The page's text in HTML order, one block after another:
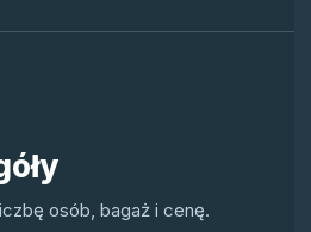
osób, bagaż i cenę.